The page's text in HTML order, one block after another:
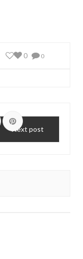
0
0
Next post